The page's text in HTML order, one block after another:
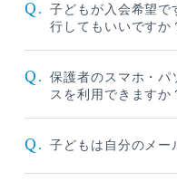
Q.
子どもが入会希望で
行してもいいですか
Q.
保護者のスマホ・パ
スを利用できますか
Q. 子どもは自分のメー